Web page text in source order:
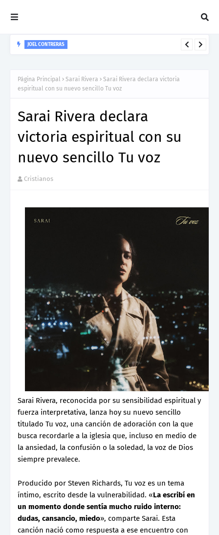
JOEL CONTRERAS
Página Principal Sarai Rivera
Sarai Rivera declara victoria
espiritual con su nuevo sencillo Tu voz
Sarai Rivera declara
victoria espiritual con su
nuevo sencillo Tu voz
Cristianos
Sarai Rivera, reconocida por su sensibilidad espiritual y
fuerza interpretativa, lanza hoy su nuevo sencillo
titulado Tu voz, una canción de adoración con la que
busca recordarle a la iglesia que, incluso en medio de
la ansiedad, la confusión o la soledad, la voz de Dios
siempre prevalece.
Producido por Steven Richards, Tu voz es un tema
íntimo, escrito desde la vulnerabilidad. «La escribí en
un momento donde sentía mucho ruido interno:
dudas, cansancio, miedo», comparte Sarai. Esta
canción nació como respuesta a ese encuentro con